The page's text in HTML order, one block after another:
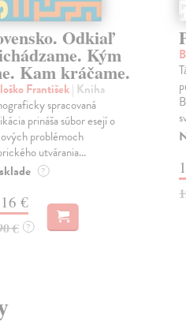
Odkiaľ
Kým
Kam kráčame.
František| Kniha
spracovaná
prináša súbor esejí o
problémoch
utvárania...
?
€
€ ?